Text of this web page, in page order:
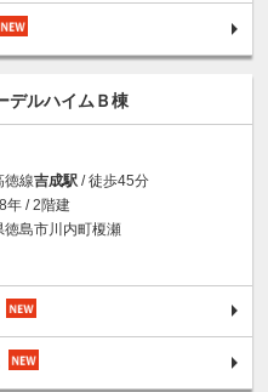
デルハイムＢ棟
徳線吉成駅 / 徒歩45分
年 / 2階建
徳島市川内町榎瀬